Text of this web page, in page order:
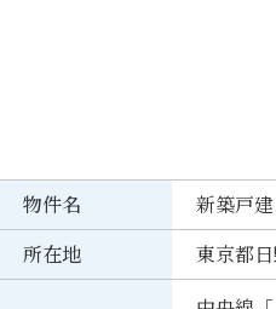
物件名
新築戸
所在地
東京都